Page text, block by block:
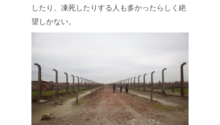
したり、凍死したりする人も多かったらしく絶
望しかない。